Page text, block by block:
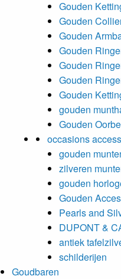
Gouden
Gouden
Gouden
Gouden
Gouden
Gouden
Gouden
gouden
Gouden
occasions
gouden
zilveren
gouden
Gouden
Pearls and
DUPONT &
antiek
schilderijen
Goudbaren